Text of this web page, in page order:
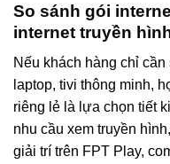
So sánh gói
internet truyền
Nếu khách hàng chỉ
laptop, tivi thông minh,
riêng lẻ là lựa chọn tiết
nhu cầu xem truyền
giải trí trên FPT Play,